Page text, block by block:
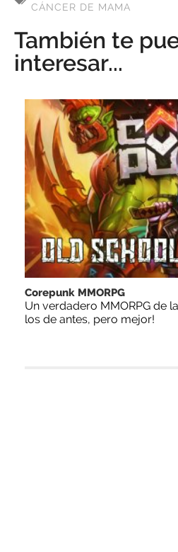
CÁNCER DE MAMA
También te
interesar...
Corepunk MMORPG
Un verdadero MMORPG de
los de antes, pero mejor!